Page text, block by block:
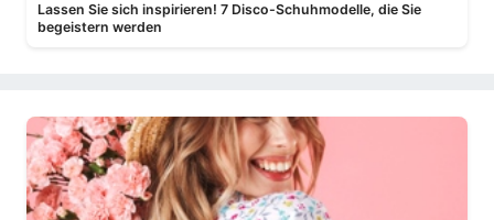
Lassen Sie sich inspirieren! 7 Disco-Schuhmodelle, die Sie
begeistern werden